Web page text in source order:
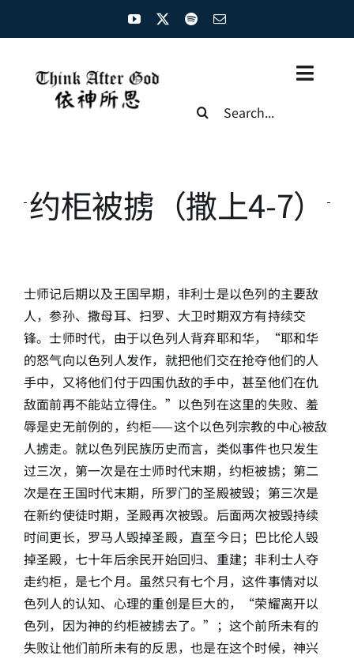
圣经概览
神学概论
圣经解析
简介
下载
Search
约柜被掳（撒上4-7）
士师记后期以及王国早期，非利士是以色列的主要敌
人，参孙、撒母耳、扫罗、大卫时期双方有持续交
锋。士师时代，由于以色列人背弃耶和华，“耶和华
的怒气向以色列人发作，就把他们交在抢夺他们的人
手中，又将他们付于四围仇敌的手中，甚至他们在仇
敌面前再不能站立得住。”以色列在这里的失败、羞
辱是史无前例的，约柜——这个以色列宗教的中心被敌
人掳走。就以色列民族历史而言，类似事件也只发生
过三次，第一次是在士师时代末期，约柜被掳；第二
次是在王国时代末期，所罗门的圣殿被毁；第三次是
在新约使徒时期，圣殿再次被毁。后面两次被毁持续
时间更长，罗马人毁掉圣殿，直至今日；巴比伦人毁
掉圣殿，七十年后余民开始回归、重建；非利士人夺
走约柜，是七个月。虽然只有七个月，这件事情对以
色列人的认知、心理的重创是巨大的，“荣耀离开以
色列，因为神的约柜被掳去了。”；这个前所未有的
失败让他们前所未有的反思，也是在这个时候，神兴